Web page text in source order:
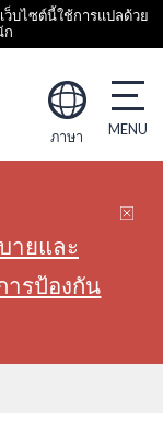
ว็บไซต์นี้ใช้การแปลด้วย
ก
ภาษา
ายและ
รป้องกัน